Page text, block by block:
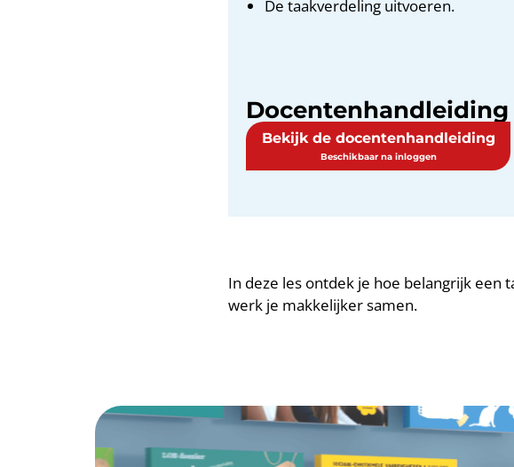
De taakverdeling uitvoeren.
Docentenhandleiding
Bekijk de docentenhandleiding
In deze les ontdek je hoe belangrijk een
werk je makkelijker samen.